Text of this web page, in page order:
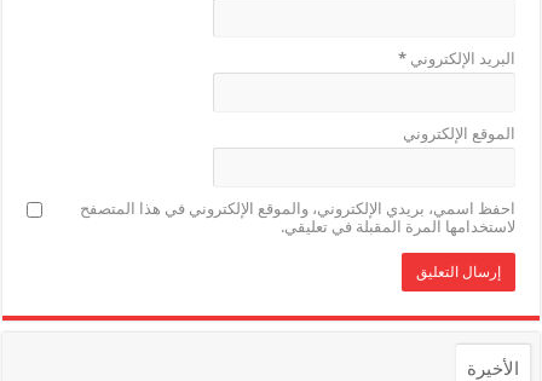
البريد الإلكتروني*
الموقع الإلكتروني
احفظ اسمي، بريدي الإلكتروني، والموقع الإلكتروني في هذا المتصفح
لاستخدامها المرة المقبلة في تعليقي.
الأخيرة